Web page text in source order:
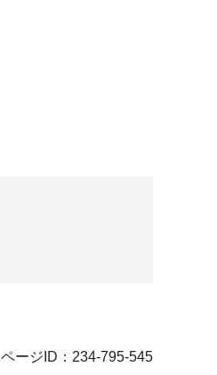
ページID：234-795-545